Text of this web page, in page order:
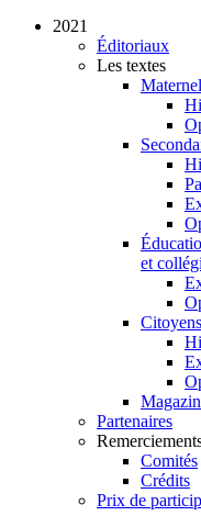
2021
Éditoriaux
Les textes
et
Partenaires
Comités
Crédits
Prix de